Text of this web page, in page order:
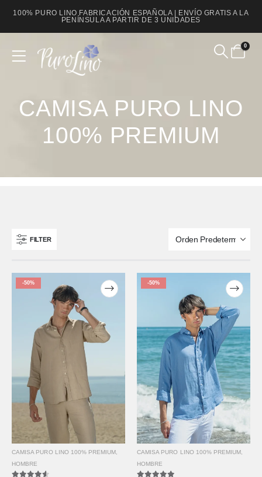
100% PURO LINO FABRICACIÓN ESPAÑOLA | ENVÍO GRATIS A LA
PENÍNSULA A PARTIR DE 3 UNIDADES
0
CAMISA PURO LINO
100% PREMIUM
FILTER
-50%
CAMISA PURO LINO 100% PREMIUM,
HOMBRE
-50%
CAMISA PURO LINO 100% PREMIUM,
HOMBRE